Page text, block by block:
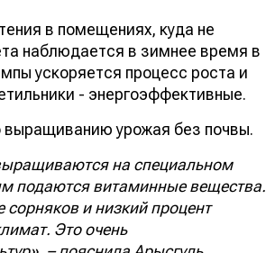
в помещениях, куда не
наблюдается в зимнее время в
ускоряется процесс роста и
- энергоэффективные.
выращиванию урожая без почвы.
на специальном
подаются витаминные вещества.
сорняков и низкий процент
Это очень